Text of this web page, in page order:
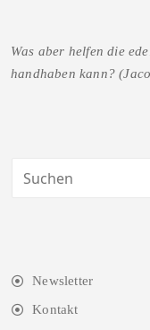
Was aber helfen die
handhaben kann?
Newsletter
Kontakt